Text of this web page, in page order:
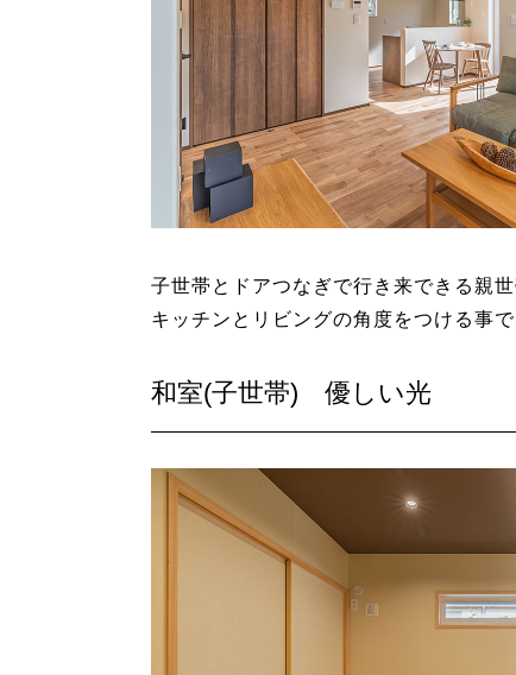
子世帯とドアつなぎで行き来できる親世
キッチンとリビングの角度をつける事
和室(子世帯) 優しい光